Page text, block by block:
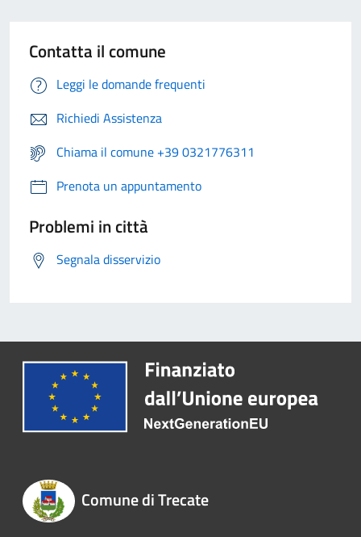
Contatta il comune
Leggi le domande frequenti
Richiedi Assistenza
Chiama il comune +39 0321776311
Prenota un appuntamento
Problemi in città
Segnala disservizio
Comune di Trecate